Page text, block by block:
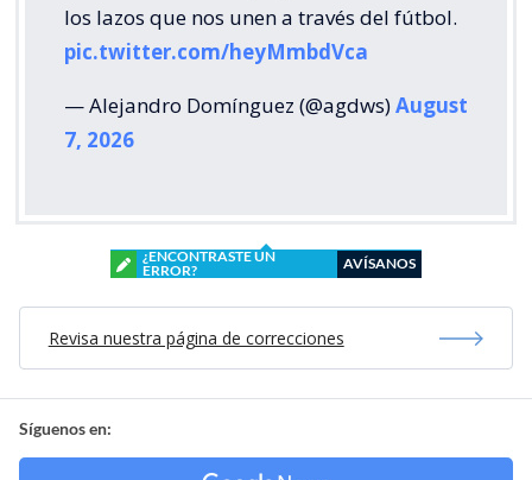
los lazos que nos unen a través del fútbol.
pic.twitter.com/heyMmbdVca
— Alejandro Domínguez (@agdws)August
7, 2026
¿ENCONTRASTE UN
ERROR?
AVÍSANOS
Revisa nuestra página de correcciones
Síguenos en: